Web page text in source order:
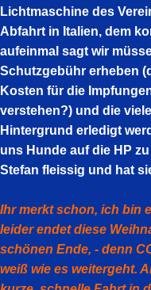
Lichtmaschine des
Abfahrt in Italien, dem
aufeinmal sagt wir
Schutzgebühr erheben
Kosten für die
verstehen?) und die
Hintergrund erledigt
uns Hunde auf die HP
Stefan fleissig und hat
Ihr merkt schon, ich bin
leider endet diese
schönen Ende, - denn
weiß wie es weitergeht.